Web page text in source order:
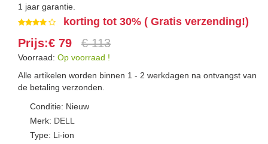
1 jaar garantie.
korting tot 30% ( Gratis verzending!)
Prijs:€ 79 € 113
Voorraad: Op voorraad !
Alle artikelen worden binnen 1 - 2 werkdagen na ontvangst van
de betaling verzonden.
Conditie: Nieuw
Merk: DELL
Type: Li-ion